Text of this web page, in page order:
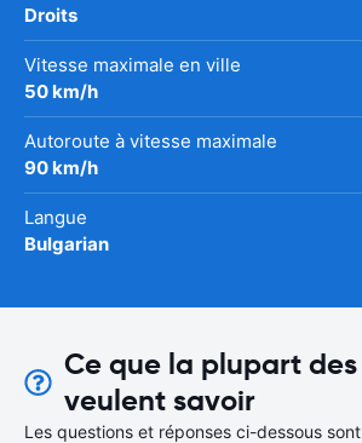
Droits
Vitesse maximale en ville
50 km/h
Autoroute à vitesse maximale
90 km/h
Langue
Bulgarian
Ce que la plupart
veulent savoir
Les questions et réponses ci-dessous